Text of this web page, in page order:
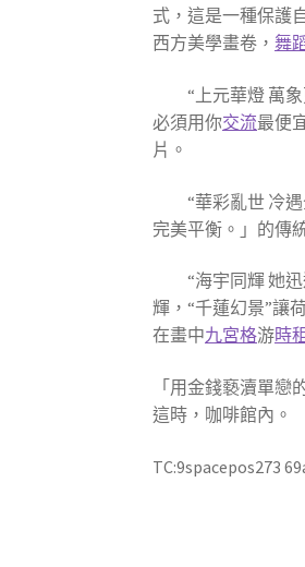
式，這是一種保護
西方美學畫卷，舞
“上元華燈 萬
必須用你交流最便
片。
“華彩亂世 冷
完美平衡。」的傳
“海宇同輝 她
輝，“千蓮幻景”讓
在畫中九宮格游時
「用金錢褻瀆單戀
這時，咖啡館內。
TC:9spacepos273